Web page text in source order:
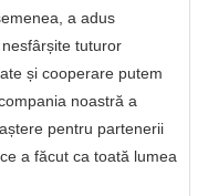
a adus
tuturor
și cooperare putem
noastră a
pentru partenerii
a făcut ca toată lumea